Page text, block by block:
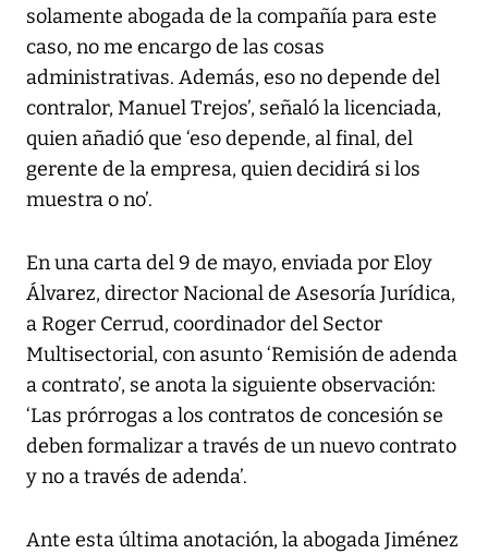
solamente abogada de la compañía para este
caso, no me encargo de las cosas
administrativas. Además, eso no depende del
contralor, Manuel Trejos’, señaló la licenciada,
quien añadió que ‘eso depende, al final, del
gerente de la empresa, quien decidirá si los
muestra o no’.
En una carta del 9 de mayo, enviada por Eloy
Álvarez, director Nacional de Asesoría Jurídica,
a Roger Cerrud, coordinador del Sector
Multisectorial, con asunto ‘Remisión de adenda
a contrato’, se anota la siguiente observación:
‘Las prórrogas a los contratos de concesión se
deben formalizar a través de un nuevo contrato
y no a través de adenda’.
Ante esta última anotación, la abogada Jiménez